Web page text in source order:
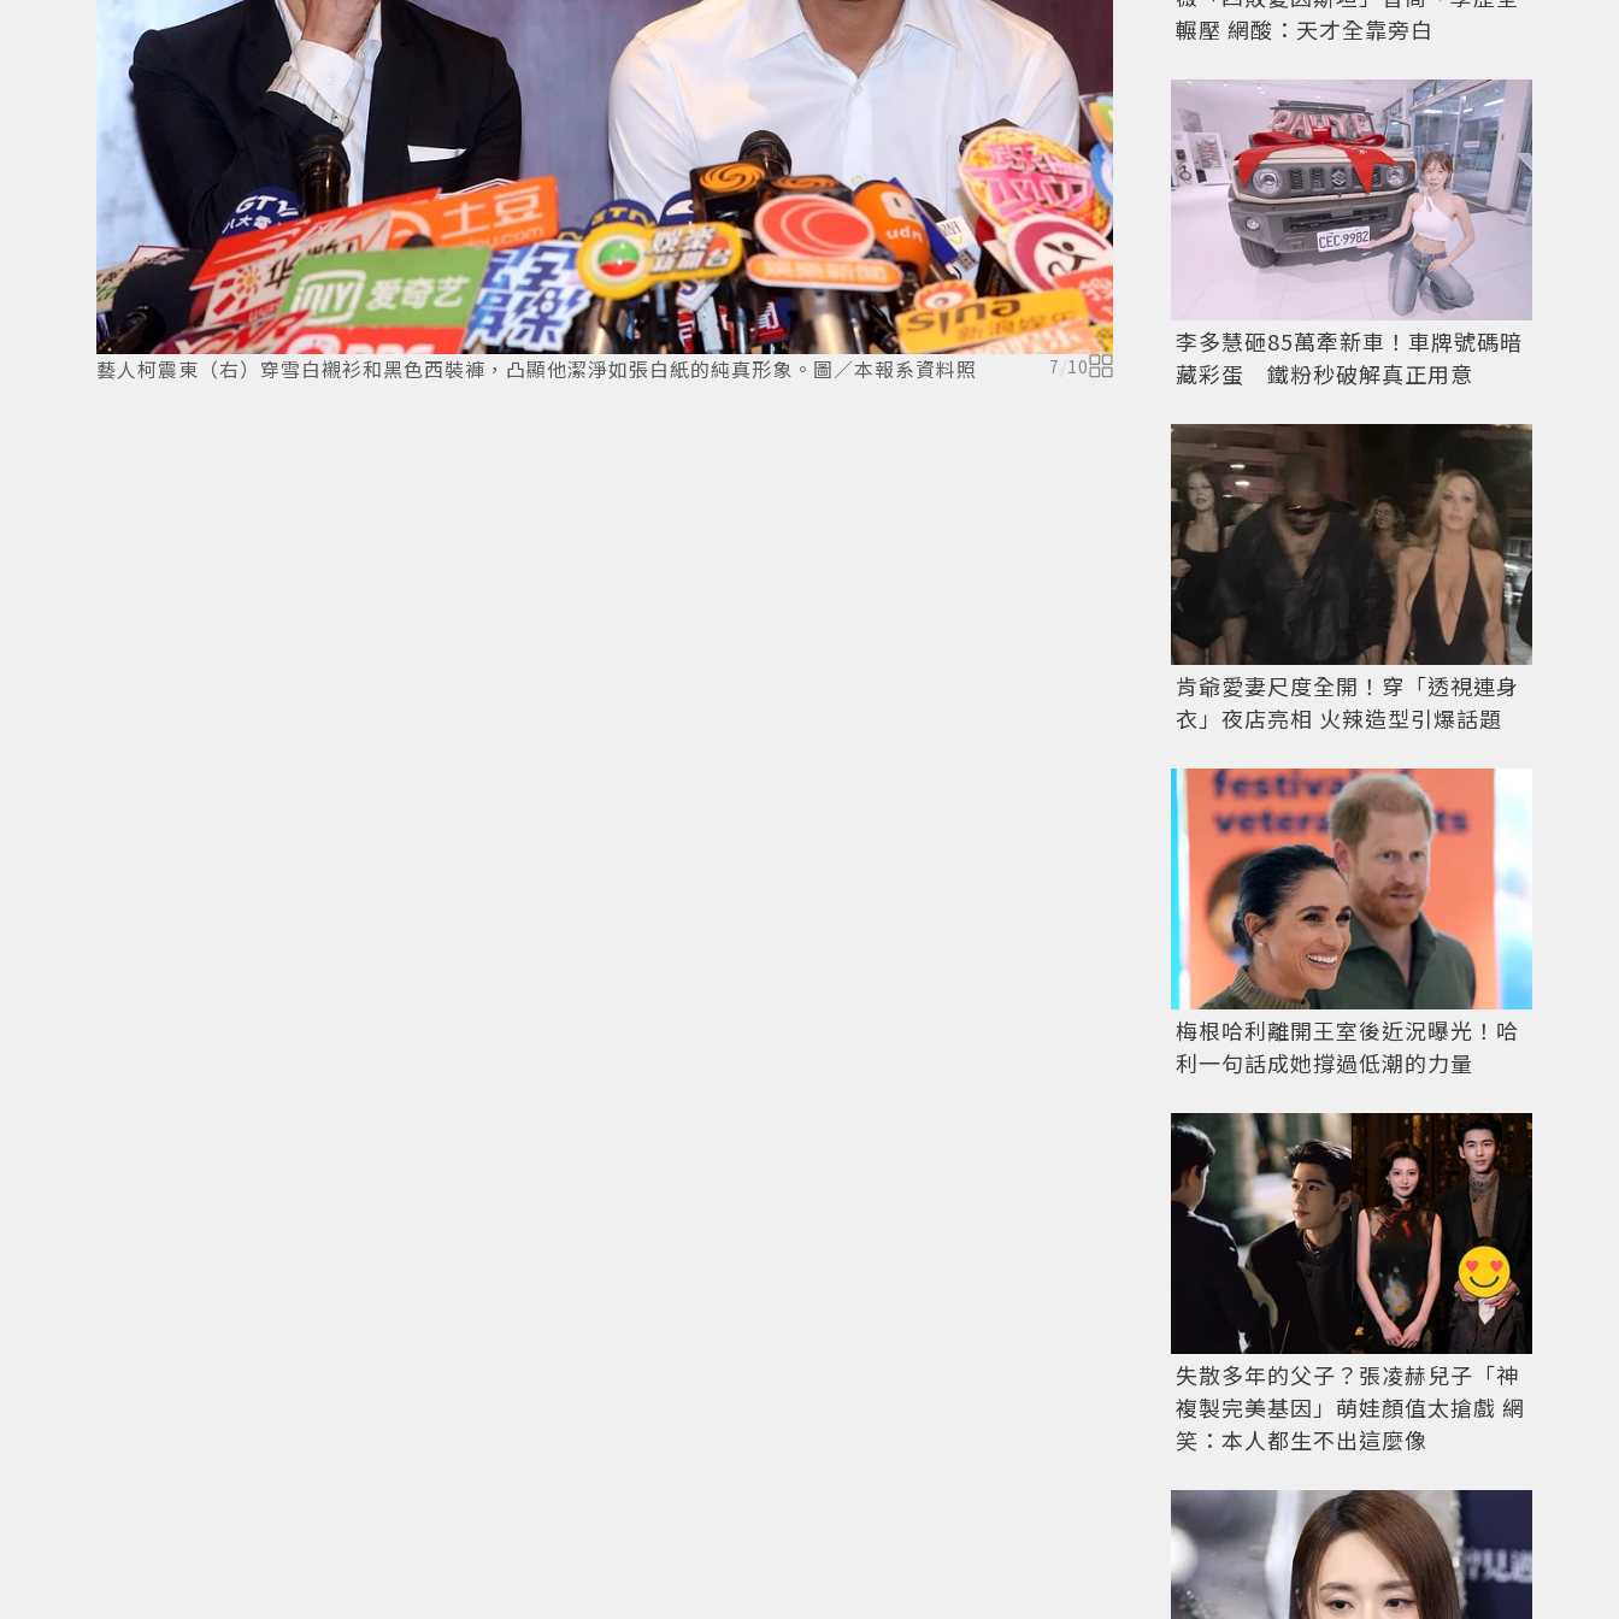
藝人柯震東（右）穿雪白襯衫和黑色西裝褲，凸顯他潔淨如張白紙的純真形象。圖／本報系資料照 7 /10
藝人柯震東（右）穿雪白襯衫和黑色西裝褲，凸顯他
輾壓 網酸：天才全靠旁白
李多慧砸85萬牽新車！車牌號碼暗
藏彩蛋 鐵粉秒破解真正用意
肯爺愛妻尺度全開！穿「透視連身
衣」夜店亮相 火辣造型引爆話題
梅根哈利離開王室後近況曝光！哈
利一句話成她撐過低潮的力量
失散多年的父子？張凌赫兒子「神
複製完美基因」萌娃顏值太搶戲 網
笑：本人都生不出這麼像